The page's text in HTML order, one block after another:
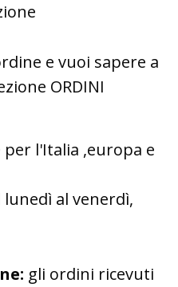
e vuoi sapere a
ORDINI
l'Italia ,europa e
lunedì al venerdì,
gli ordini ricevuti